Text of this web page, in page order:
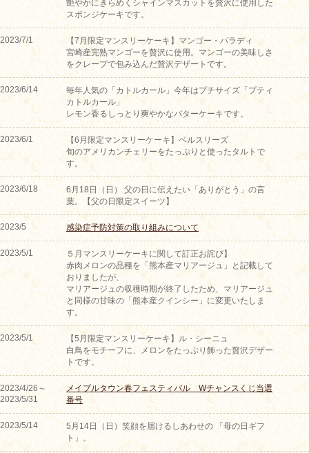
艶やかにきらめくシャインマスカットを贅沢に使用した
スポンジケーキです。
2023/7/1
【7月限定マンスリーケーキ】マンゴー・パラディ
宮崎産完熟マンゴーを贅沢に使用。マンゴーの美味しさ
をクレープで包み込んだ贅沢デザートです。
2023/6/14
毎年人気の「カトルカール」今年はプチサイズ「プティ
カトルカール」
レモン香るしっとり爽やかなバターケーキです。
2023/6/1
【6月限定マンスリーケーキ】ベルスリーズ
旬のアメリカンチェリーをたっぷりと使ったタルトで
す。
2023/6/18
6月18日（日） 父の日に伝えたい「ありがとう」の言
葉。【父の日限定スイーツ】
2023/5 感染症予防対策の取り組みについて
2023/5/1
５月マンスリーケーキに関して訂正お詫び】
赤肉メロンの品種を「熊本産マリアージュ」と記載して
おりましたが、
マリアージュの収穫時期が終了したため、マリアージュ
と同様の甘味の「熊本産クインシー」に変更いたしま
す。
2023/5/1
【5月限定マンスリーケーキ】ル・シーニュ
白鳥をモチーフに、メロンをたっぷり飾った贅沢デザー
トです。
2023/4/26～
2023/5/31
メイプルタウン春フェスティバル Wチャンスくじ当選
番号
2023/5/14
5月14日（日）笑顔を届けるしあわせの 「母の日ギフ
ト」。